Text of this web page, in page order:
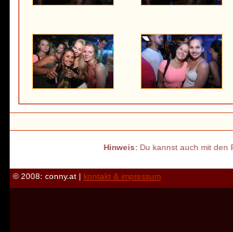
Hinweis:Du kannst auch mit den
© 2008: conny.at | kontakt & impressum